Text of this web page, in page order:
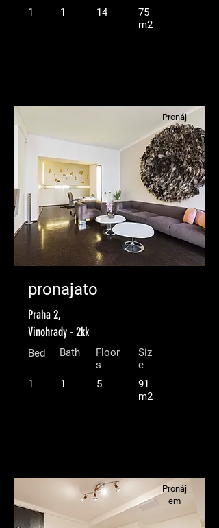
1 1
14
75
m2
Pronáj
em
pronajato
Praha 2,
Vinohrady - 2kk
Bed
1
Bath
1
Floor
s
5
Siz
e
91
m2
Pronáj
em